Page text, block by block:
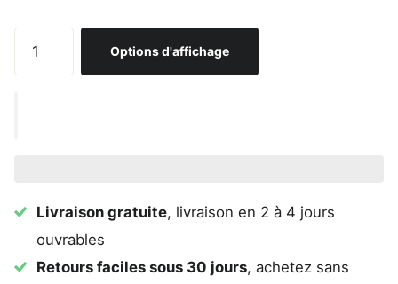
Options d'affichage
Livraison gratuite, livraison en 2 à 4 jours
ouvrables
Retours faciles sous 30 jours, achetez sans